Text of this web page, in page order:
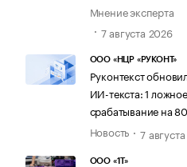
Мнение эксперта
7 августа 2026
ООО «НЦР «РУКОНТ»
Руконтекст
ИИ-текста: 1 ложное
срабатывание на
Новость
7
ООО «1Т»